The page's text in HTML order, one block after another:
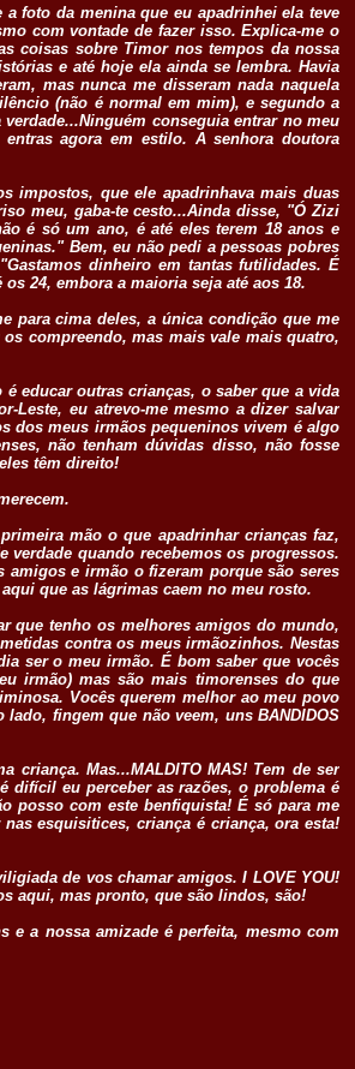
foto da menina que eu apadrinhei ela teve
com vontade de fazer isso. Explica-me o
coisas sobre Timor nos tempos da nossa
e até hoje ela ainda se lembra. Havia
mas nunca me disseram nada naquela
(não é normal em mim), e segundo a
conseguia entrar no meu
agora em estilo. A senhora doutora
impostos, que ele apadrinhava mais duas
meu, gaba-te cesto...Ainda disse, "Ó Zizi
é só um ano, é até eles terem 18 anos e
Bem, eu não pedi a pessoas pobres
dinheiro em tantas futilidades. É
24, embora a maioria seja até aos 18.
para cima deles, a única condição que me
compreendo, mas mais vale mais quatro,
educar outras crianças, o saber que a vida
Leste, eu atrevo-me mesmo a dizer salvar
dos meus irmãos pequeninos vivem é algo
não tenham dúvidas disso, não fosse
têm direito!
mão o que apadrinhar crianças faz,
verdade quando recebemos os progressos.
amigos e irmão o fizeram porque são seres
que as lágrimas caem no meu rosto.
que tenho os melhores amigos do mundo,
contra os meus irmãozinhos. Nestas
ser o meu irmão. É bom saber que vocês
irmão) mas são mais timorenses do que
Vocês querem melhor ao meu povo
fingem que não veem, uns BANDIDOS
criança. Mas...MALDITO MAS! Tem de ser
difícil eu perceber as razões, o problema é
posso com este benfiquista! É só para me
esquisitices, criança é criança, ora esta!
de vos chamar amigos. I LOVE YOU!
aqui, mas pronto, que são lindos, são!
e a nossa amizade é perfeita, mesmo com